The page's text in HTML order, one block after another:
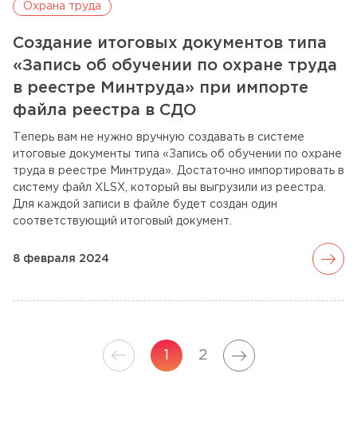
Охрана труда
Создание итоговых документов типа
«Запись об обучении по охране труда
в реестре Минтруда» при импорте
файла реестра в СДО
Теперь вам не нужно вручную создавать в системе
итоговые документы типа «Запись об обучении по охране
труда в реестре Минтруда». Достаточно импортировать в
систему файл XLSX, который вы выгрузили из реестра.
Для каждой записи в файле будет создан один
соответствующий итоговый документ.
8 февраля 2024 arrow_forward
arrow_forward 1 2 arrow_forward